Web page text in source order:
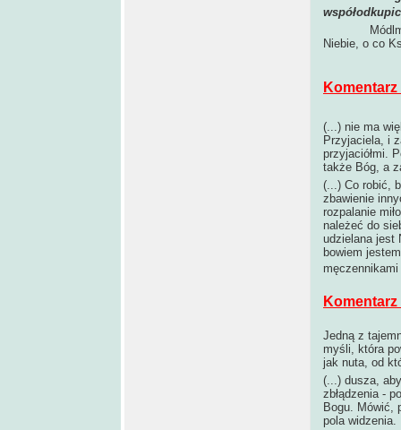
Niebie, o co
(...) nie ma
Przyjaciela, i
przyjaciółmi.
także Bóg, a
(...) Co robić,
zbawienie
rozpalanie
należeć do
udzielana jest
bowiem
męczennikami
Jedną z
myśli, która
jak nuta, od
(...) dusza,
zbłądzenia -
Bogu. Mówić,
pola widzenia.